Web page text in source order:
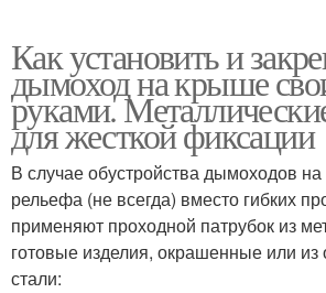
Как установить и
дымоход на крыше
руками.
для жесткой фиксации
В случае обустройства дымоходов
рельефа (не всегда) вместо гибких
применяют проходной патрубок из
готовые изделия, окрашенные или из
стали: